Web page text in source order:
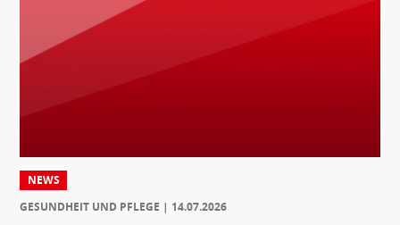
NEWS
GESUNDHEIT UND PFLEGE
14.07.2026